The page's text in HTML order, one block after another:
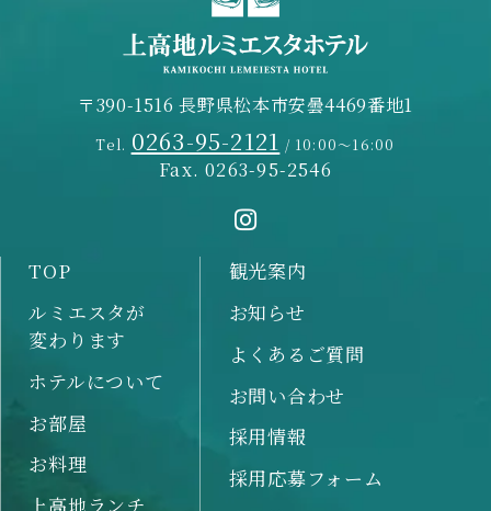
〒390-1516 長野県松本市安曇4469番地1
Tel. 0263-95-2121 / 10:00～16:00
Fax. 0263-95-2546
TOP
ルミエスタが
変わります
ホテルについて
お部屋
お料理
上高地ランチ
観光案内
お知らせ
よくあるご質問
お問い合わせ
採用情報
採用応募フォーム